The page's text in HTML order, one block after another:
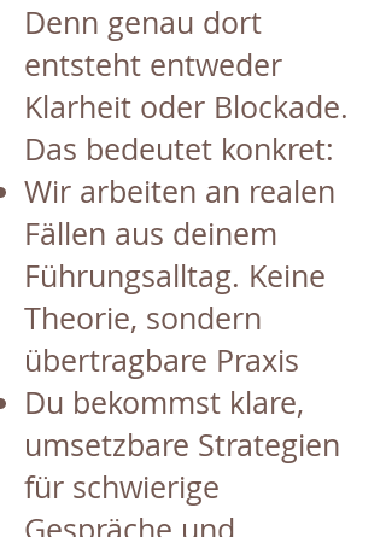
Denn genau dort
entsteht entweder
Klarheit oder Blockade.
Das bedeutet konkret:
Wir arbeiten an realen
Fällen aus deinem
Führungsalltag. Keine
Theorie, sondern
übertragbare Praxis
Du bekommst klare,
umsetzbare Strategien
für schwierige
Gespräche und